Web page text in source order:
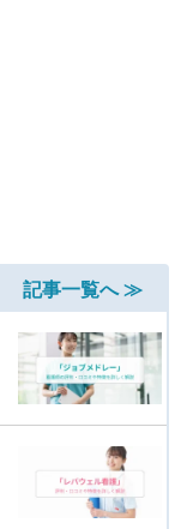
記事一覧へ ≫